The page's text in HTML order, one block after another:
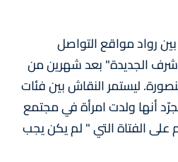
رواد مواقع التواصل
الجديدة" بعد شهرين من
ليستمر النقاش بين فئات
أنها ولدت امرأة في مجتمع
الفتاة التي " لم يكن يجب